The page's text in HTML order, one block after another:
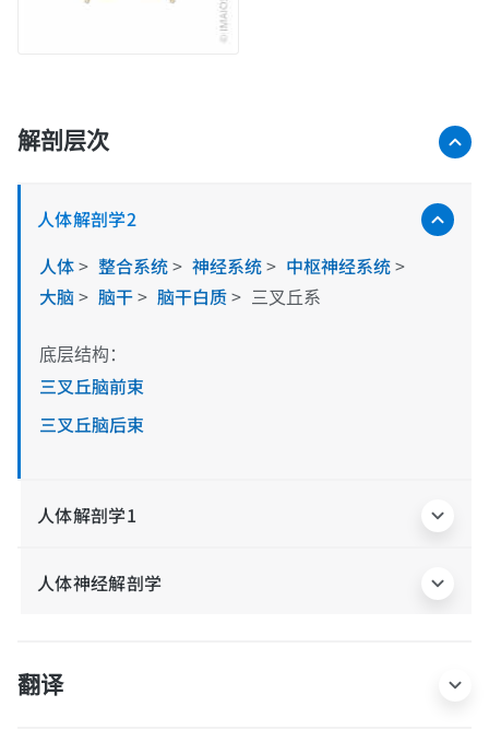
解剖层次
人体解剖学2
人体> 整合系统> 神经系统> 中枢神经系统>
大脑> 脑干> 脑干白质> 三叉丘系
底层结构：
三叉丘脑前束
三叉丘脑后束
人体解剖学1
人体神经解剖学
翻译